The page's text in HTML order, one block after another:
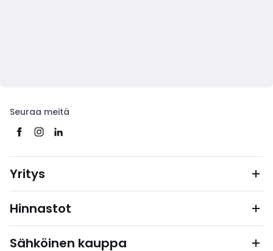
Seuraa meitä
Yritys
Hinnastot
Sähköinen kauppa